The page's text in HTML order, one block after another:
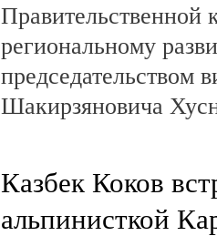
Правительственной
региональному
председательством
Шакирзяновича
Казбек Коков
альпинисткой